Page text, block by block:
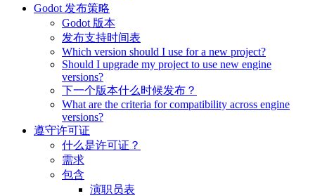
Godot 发布策略
Godot 版本
发布支持时间表
Which version should I use for a new project?
Should I upgrade my project to use new engine
versions?
下一个版本什么时候发布？
What are the criteria for compatibility across engine
versions?
遵守许可证
什么是许可证？
需求
包含
演职员表